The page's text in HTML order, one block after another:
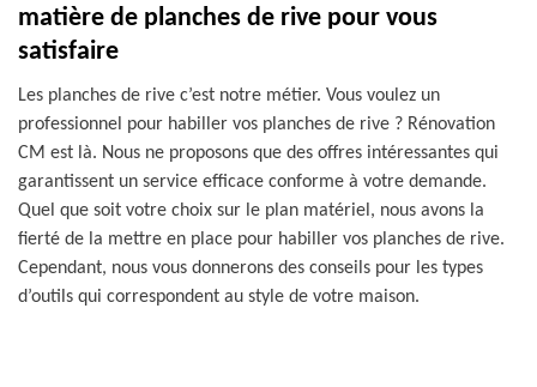
matière de planches de rive pour vous
satisfaire
Les planches de rive c’est notre métier. Vous voulez un
professionnel pour habiller vos planches de rive ? Rénovation
CM est là. Nous ne proposons que des offres intéressantes qui
garantissent un service efficace conforme à votre demande.
Quel que soit votre choix sur le plan matériel, nous avons la
fierté de la mettre en place pour habiller vos planches de rive.
Cependant, nous vous donnerons des conseils pour les types
d’outils qui correspondent au style de votre maison.